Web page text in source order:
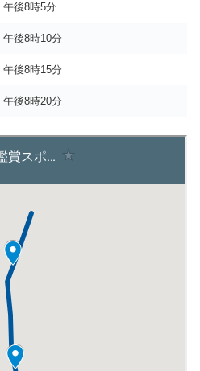
午後8時5分
午後8時10分
午後8時15分
午後8時20分